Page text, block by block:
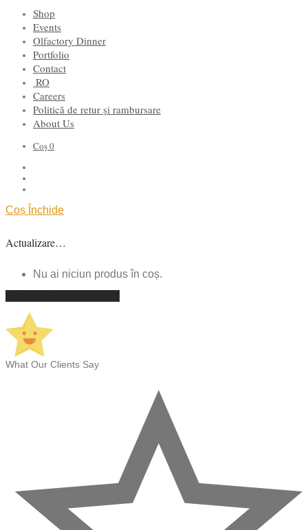
Shop
Events
Olfactory Dinner
Portfolio
Contact
RO
Careers
Politică de retur și rambursare
About Us
Coș0
Coș Închide
Actualizare…
Nu ai niciun produs în coș.
What Our Clients Say